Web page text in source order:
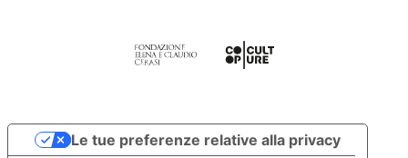
Le tue preferenze relative alla privacy